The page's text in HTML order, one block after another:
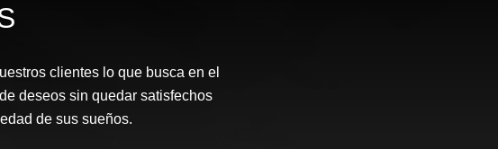
clientes lo que busca en el
deseos sin quedar satisfechos
de sus sueños.